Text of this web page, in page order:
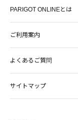
PARIGOT ONLINEとは
ご利用案内
よくあるご質問
サイトマップ